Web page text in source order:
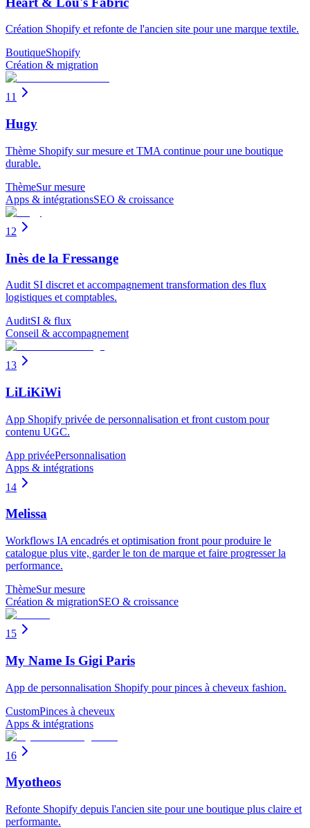
Création Shopify et refonte de l'ancien site pour une marque textile.
BoutiqueShopify
Création & migration
11
Hugy
Thème Shopify sur mesure et TMA continue pour une boutique
durable.
ThèmeSur mesure
Apps & intégrationsSEO & croissance
12
Inès de la Fressange
Audit SI discret et accompagnement transformation des flux
logistiques et comptables.
AuditSI & flux
Conseil & accompagnement
13
LiLiKiWi
App Shopify privée de personnalisation et front custom pour
contenu UGC.
App privéePersonnalisation
Apps & intégrations
14
Melissa
Workflows IA encadrés et optimisation front pour produire le
catalogue plus vite, garder le ton de marque et faire progresser la
performance.
ThèmeSur mesure
Création & migrationSEO & croissance
15
My Name Is Gigi Paris
App de personnalisation Shopify pour pinces à cheveux fashion.
CustomPinces à cheveux
Apps & intégrations
16
Myotheos
Refonte Shopify depuis l'ancien site pour une boutique plus claire et
performante.